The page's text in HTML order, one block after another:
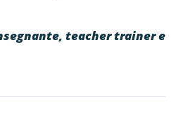
teacher trainer e